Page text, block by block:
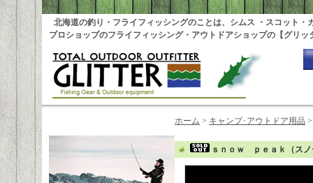
北海道の釣り・フライフィッシングのことは、シムス ・スコット・
プロショップのフライフィッシング・アウトドアショップの【グリッ
ホーム > キャンプ･アウトドア用品
ｓｎｏｗ ｐｅａｋ（ス